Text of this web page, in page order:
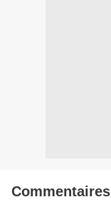
Commentaires